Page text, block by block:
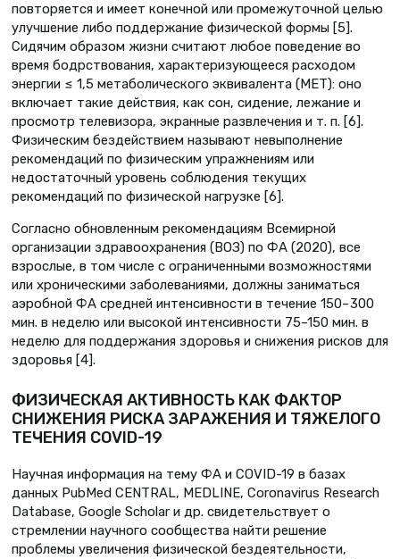
повторяется и имеет конечной или промежуточной целью
улучшение либо поддержание физической формы [5].
Сидячим образом жизни считают любое поведение во
время бодрствования, характеризующееся расходом
энергии ≤ 1,5 метаболического эквивалента (MET): оно
включает такие действия, как сон, сидение, лежание и
просмотр телевизора, экранные развлечения и т. п. [6].
Физическим бездействием называют невыполнение
рекомендаций по физическим упражнениям или
недостаточный уровень соблюдения текущих
рекомендаций по физической нагрузке [6].
Согласно обновленным рекомендациям Всемирной
организации здравоохранения (ВОЗ) по ФА (2020), все
взрослые, в том числе с ограниченными возможностями
или хроническими заболеваниями, должны заниматься
аэробной ФА средней интенсивности в течение 150– 300
мин. в неделю или высокой интенсивности 75–150 мин. в
неделю для поддержания здоровья и снижения рисков для
здоровья [4].
ФИЗИЧЕСКАЯ АКТИВНОСТЬ КАК ФАКТОР
СНИЖЕНИЯ РИСКА ЗАРАЖЕНИЯ И ТЯЖЕЛОГО
ТЕЧЕНИЯ COVID-19
Научная информация на тему ФА и COVID-19 в базах
данных PubMed CENTRAL, MEDLINE, Coronavirus Research
Database, Google Scholar и др. свидетельствует о
стремлении научного сообщества найти решение
проблемы увеличения физической бездеятельности,